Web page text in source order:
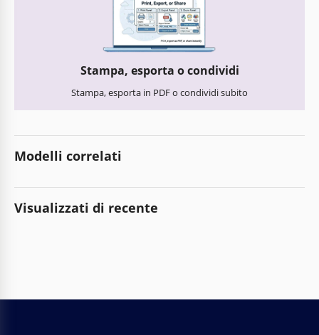
Stampa, esporta o condividi
Stampa, esporta in PDF o condividi subito
Modelli correlati
Visualizzati di recente